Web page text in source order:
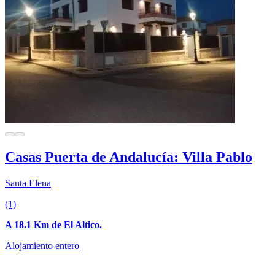
Casas Puerta de Andalucía: Villa Pablo
Santa Elena
(1)
A 18.1 Km de El Altico.
Alojamiento entero